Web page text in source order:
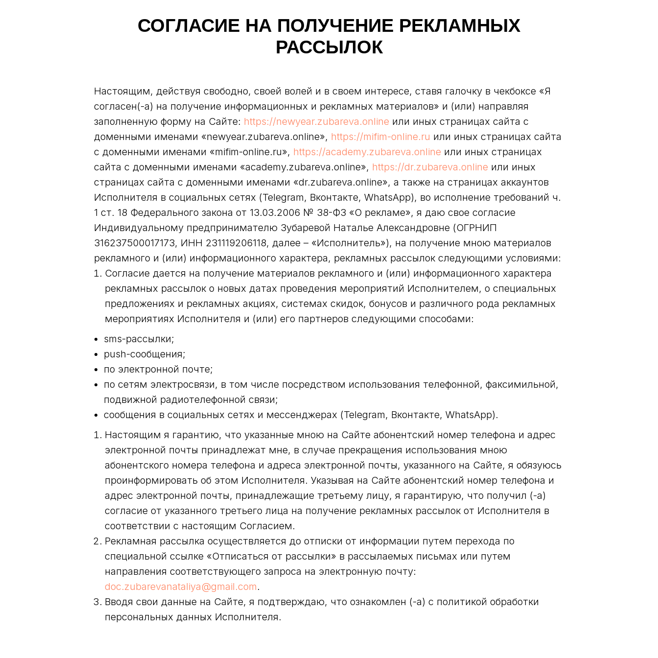
СОГЛАСИЕ НА ПОЛУЧЕНИЕ РЕКЛАМНЫХ
РАССЫЛОК
Настоящим, действуя свободно, своей волей и в своем интересе, ставя галочку в чекбоксе «Я
согласен(-а) на получение информационных и рекламных материалов» и (или) направляя
заполненную форму на Сайте: https://newyear.zubareva.online или иных страницах сайта с
доменными именами «newyear.zubareva.online», https://mifim-online.ru или иных страницах сайта
с доменными именами «mifim-online.ru», https://academy.zubareva.online или иных страницах
сайта с доменными именами «academy.zubareva.online», https://dr.zubareva.online или иных
страницах сайта с доменными именами «dr.zubareva.online», а также на страницах аккаунтов
Исполнителя в социальных сетях (Telegram, Вконтакте, WhatsApp), во исполнение требований ч.
1 ст. 18 Федерального закона от 13.03.2006 № 38-ФЗ «О рекламе», я даю свое согласие
Индивидуальному предпринимателю Зубаревой Наталье Александровне (ОГРНИП
316237500017173, ИНН 231119206118, далее – «Исполнитель»), на получение мною материалов
рекламного и (или) информационного характера, рекламных рассылок следующими условиями:
Согласие дается на получение материалов рекламного и (или) информационного характера
рекламных рассылок о новых датах проведения мероприятий Исполнителем, о специальных
предложениях и рекламных акциях, системах скидок, бонусов и различного рода рекламных
мероприятиях Исполнителя и (или) его партнеров следующими способами:
sms-рассылки;
push-сообщения;
по электронной почте;
по сетям электросвязи, в том числе посредством использования телефонной, факсимильной,
подвижной радиотелефонной связи;
сообщения в социальных сетях и мессенджерах (Telegram, Вконтакте, WhatsApp).
Настоящим я гарантию, что указанные мною на Сайте абонентский номер телефона и адрес
электронной почты принадлежат мне, в случае прекращения использования мною
абонентского номера телефона и адреса электронной почты, указанного на Сайте, я обязуюсь
проинформировать об этом Исполнителя. Указывая на Сайте абонентский номер телефона и
адрес электронной почты, принадлежащие третьему лицу, я гарантирую, что получил (-а)
согласие от указанного третьего лица на получение рекламных рассылок от Исполнителя в
соответствии с настоящим Согласием.
Рекламная рассылка осуществляется до отписки от информации путем перехода по
специальной ссылке «Отписаться от рассылки» в рассылаемых письмах или путем
направления соответствующего запроса на электронную почту:
doc.zubarevanataliya@gmail.com.
Вводя свои данные на Сайте, я подтверждаю, что ознакомлен (-а) с политикой обработки
персональных данных Исполнителя.